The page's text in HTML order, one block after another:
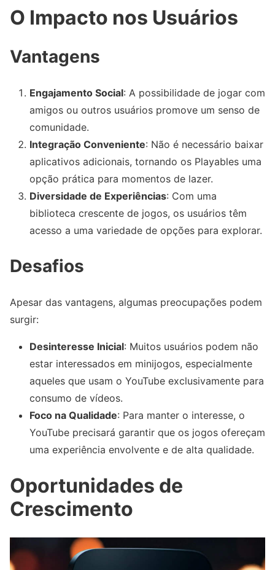
O Impacto nos Usuários
Vantagens
Engajamento Social: A possibilidade de jogar com
amigos ou outros usuários promove um senso de
comunidade.
Integração Conveniente: Não é necessário baixar
aplicativos adicionais, tornando os Playables uma
opção prática para momentos de lazer.
Diversidade de Experiências: Com uma
biblioteca crescente de jogos, os usuários têm
acesso a uma variedade de opções para explorar.
Desafios
Apesar das vantagens, algumas preocupações podem
surgir:
Desinteresse Inicial: Muitos usuários podem não
estar interessados em minijogos, especialmente
aqueles que usam o YouTube exclusivamente para
consumo de vídeos.
Foco na Qualidade: Para manter o interesse, o
YouTube precisará garantir que os jogos ofereçam
uma experiência envolvente e de alta qualidade.
Oportunidades de
Crescimento